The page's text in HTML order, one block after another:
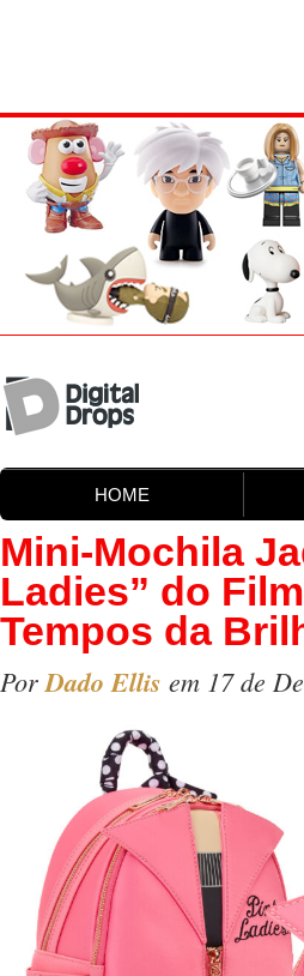
HOME
Mini-Mochila
Ladies” do
Tempos da
PorDado Ellis em 17 de